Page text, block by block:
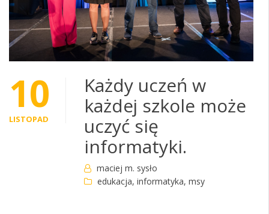
10
LISTOPAD
Każdy uczeń w
każdej szkole może
uczyć się
informatyki.
maciej m. sysło
edukacja, informatyka, msy